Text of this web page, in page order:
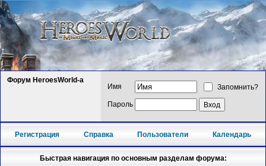
Форум HeroesWorld-а
Имя Запомнить?
Пароль
Регистрация Справка Пользователи Календарь
Быстрая навигация по основным разделам форума: